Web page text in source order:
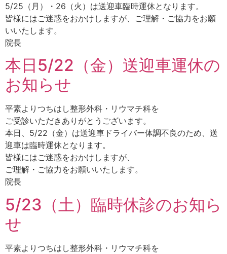
5/25（月）・26（火）は送迎車臨時運休となります。
皆様にはご迷惑をおかけしますが、ご理解・ご協力をお願
いいたします。
院長
本日5/22（金）送迎車運休の
お知らせ
平素よりつちはし整形外科・リウマチ科を
ご受診いただきありがとうございます。
本日、5/22（金）は送迎車ドライバー体調不良のため、送
迎車は臨時運休となります。
皆様にはご迷惑をおかけしますが、
ご理解・ご協力をお願いいたします。
院長
5/23（土）臨時休診のお知ら
せ
平素よりつちはし整形外科・リウマチ科を